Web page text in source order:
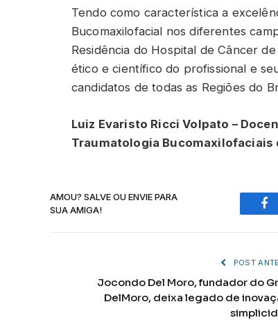
Tendo como característica a
Bucomaxilofacial nos diferentes
Residência do Hospital de Câncer
ético e científico do profissional e
candidatos de todas as Regiões do
Luiz Evaristo Ricci Volpato –
Traumatologia Bucomaxilofaciais
AMOU? SALVE OU ENVIE PARA
SUA AMIGA!
POST
Jocondo Del Moro, fundador do
DelMoro, deixa legado de